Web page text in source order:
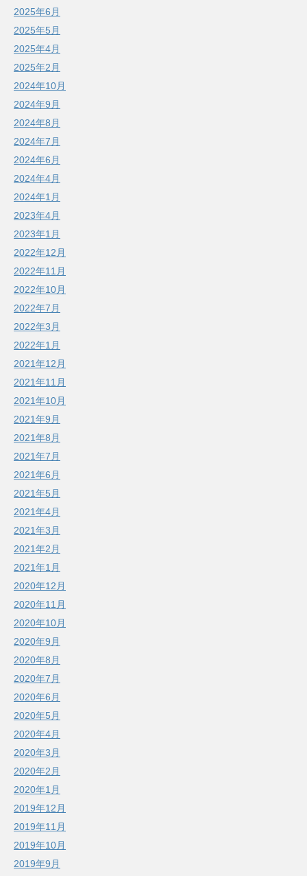
2025年6月
2025年5月
2025年4月
2025年2月
2024年10月
2024年9月
2024年8月
2024年7月
2024年6月
2024年4月
2024年1月
2023年4月
2023年1月
2022年12月
2022年11月
2022年10月
2022年7月
2022年3月
2022年1月
2021年12月
2021年11月
2021年10月
2021年9月
2021年8月
2021年7月
2021年6月
2021年5月
2021年4月
2021年3月
2021年2月
2021年1月
2020年12月
2020年11月
2020年10月
2020年9月
2020年8月
2020年7月
2020年6月
2020年5月
2020年4月
2020年3月
2020年2月
2020年1月
2019年12月
2019年11月
2019年10月
2019年9月